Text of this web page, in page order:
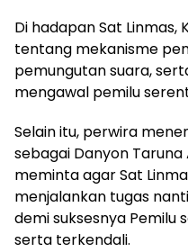
Di hadapan Sat
tentang mekanisme
pemungutan suara,
mengawal pemilu
Selain itu, perwira
sebagai Danyon
meminta agar Sat
menjalankan tugas
demi suksesnya
serta terkendali.